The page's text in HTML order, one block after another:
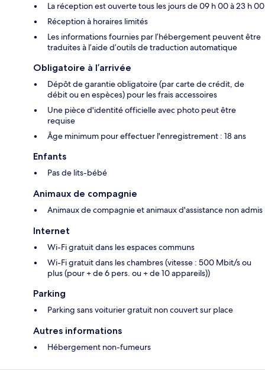
La réception est ouverte tous les jours de 09 h 00 à 23 h 00
Réception à horaires limités
Les informations fournies par l’hébergement peuvent être
traduites à l’aide d’outils de traduction automatique
Obligatoire à l’arrivée
Dépôt de garantie obligatoire (par carte de crédit, de
débit ou en espèces) pour les frais accessoires
Une pièce d'identité officielle avec photo peut être
requise
Âge minimum pour effectuer l'enregistrement : 18 ans
Enfants
Pas de lits-bébé
Animaux de compagnie
Animaux de compagnie et animaux d'assistance non admis
Internet
Wi-Fi gratuit dans les espaces communs
Wi-Fi gratuit dans les chambres (vitesse : 500 Mbit/s ou
plus (pour + de 6 pers. ou + de 10 appareils))
Parking
Parking sans voiturier gratuit non couvert sur place
Autres informations
Hébergement non-fumeurs